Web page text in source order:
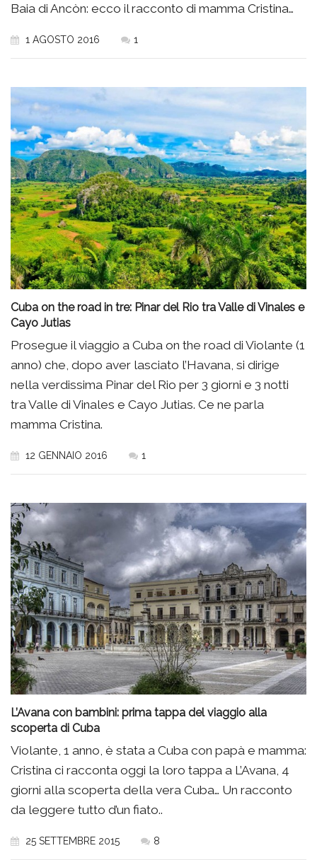
Baia di Ancòn: ecco il racconto di mamma Cristina…
1 AGOSTO 2016 1
Cuba on the road in tre: Pinar del Rio tra Valle di Vinales e
Cayo Jutias
Prosegue il viaggio a Cuba on the road di Violante (1
anno) che, dopo aver lasciato l’Havana, si dirige
nella verdissima Pinar del Rio per 3 giorni e 3 notti
tra Valle di Vinales e Cayo Jutias. Ce ne parla
mamma Cristina.
12 GENNAIO 2016 1
L’Avana con bambini: prima tappa del viaggio alla
scoperta di Cuba
Violante, 1 anno, è stata a Cuba con papà e mamma:
Cristina ci racconta oggi la loro tappa a L’Avana, 4
giorni alla scoperta della vera Cuba… Un racconto
da leggere tutto d’un fiato..
25 SETTEMBRE 2015 8